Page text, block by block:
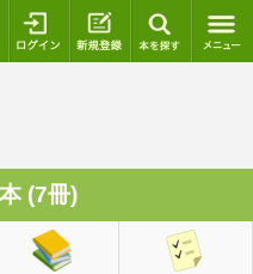
ログイン 新規登録
(7冊)